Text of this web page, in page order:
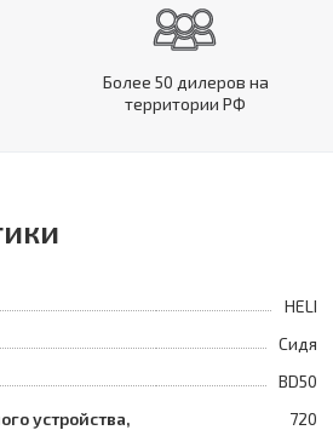
Более 50 дилеров на
территории РФ
HELI
Сидя
BD50
устройства,
720